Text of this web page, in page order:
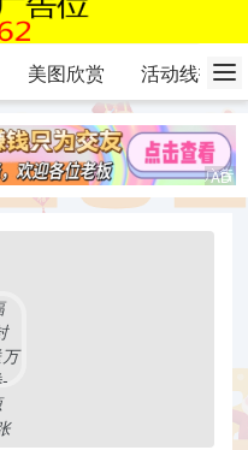
美图欣赏 活动线报